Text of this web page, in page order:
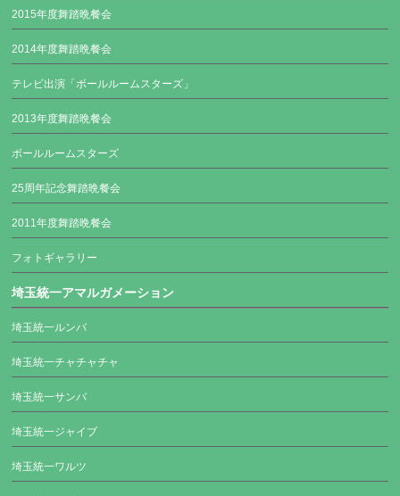
2015年度舞踏晩餐会
2014年度舞踏晩餐会
テレビ出演「ボールルームスターズ」
2013年度舞踏晩餐会
ボールルームスターズ
25周年記念舞踏晩餐会
2011年度舞踏晩餐会
フォトギャラリー
埼玉統一アマルガメーション
埼玉統一ルンバ
埼玉統一チャチャチャ
埼玉統一サンバ
埼玉統一ジャイブ
埼玉統一ワルツ